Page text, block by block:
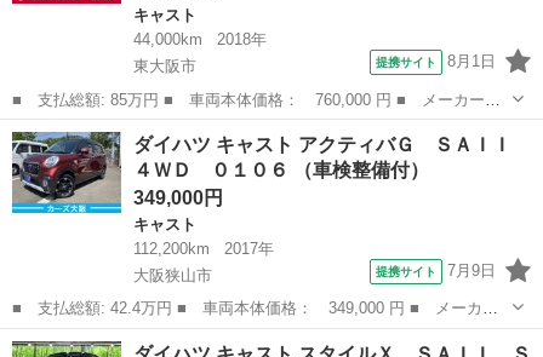
キャスト
44,000km
2018年
東大阪市
提携サイト 8月1日
■ 支払総額: 85万円 ■ 車両本体価格： 760,000 円 ■ メーカー
名： ダイハツ ■ 車種名： キャスト ■ グレード名： スタイ
ル ６６０ Ｘ ＳＡＩＩＩ 衝突軽減ブレーキ バックモニター
カロッツェリア製メ...
大阪 東大阪市 キャスト
ダイハツ キャスト アクティバＧ ＳＡＩＩ
４ＷＤ ０１０６ （車検整備付）
349,000円
キャスト
112,200km
2017年
大阪狭山市
提携サイト 7月9日
■ 支払総額: 42.4万円 ■ 車両本体価格： 349,000 円 ■ メーカー
名： ダイハツ ■ 車種名： キャスト ■ グレード名： アクティ
大阪 大阪狭山市 キャスト